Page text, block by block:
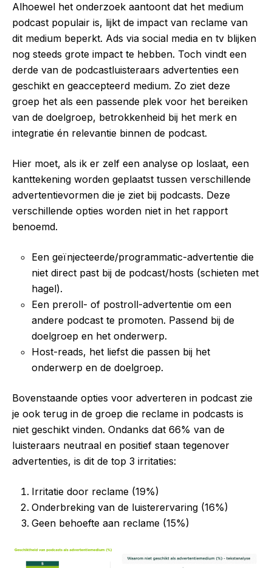
Alhoewel het onderzoek aantoont dat het medium
podcast populair is, lijkt de impact van reclame van
dit medium beperkt. Ads via social media en tv blijken
nog steeds grote impact te hebben. Toch vindt een
derde van de podcastluisteraars advertenties een
geschikt en geaccepteerd medium. Zo ziet deze
groep het als een passende plek voor het bereiken
van de doelgroep, betrokkenheid bij het merk en
integratie én relevantie binnen de podcast.
Hier moet, als ik er zelf een analyse op loslaat, een
kanttekening worden geplaatst tussen verschillende
advertentievormen die je ziet bij podcasts. Deze
verschillende opties worden niet in het rapport
benoemd.
Een geïnjecteerde/programmatic-advertentie die
niet direct past bij de podcast/hosts (schieten met
hagel).
Een preroll- of postroll-advertentie om een
andere podcast te promoten. Passend bij de
doelgroep en het onderwerp.
Host-reads, het liefst die passen bij het
onderwerp en de doelgroep.
Bovenstaande opties voor adverteren in podcast zie
je ook terug in de groep die reclame in podcasts is
niet geschikt vinden. Ondanks dat 66% van de
luisteraars neutraal en positief staan tegenover
advertenties, is dit de top 3 irritaties:
Irritatie door reclame (19%)
Onderbreking van de luisterervaring (16%)
Geen behoefte aan reclame (15%)